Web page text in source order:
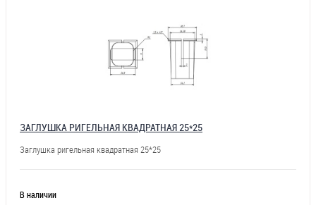
ЗАГЛУШКА РИГЕЛЬНАЯ КВАДРАТНАЯ 25*25
Заглушка ригельная квадратная 25*25
В наличии